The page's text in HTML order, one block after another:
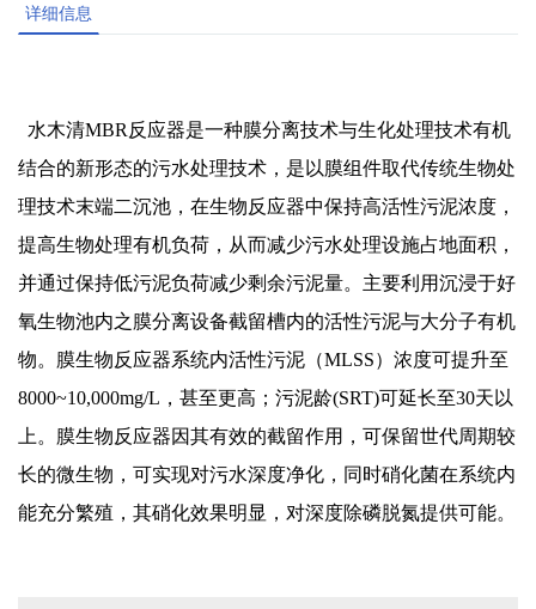
详细信息
水木清MBR反应器是一种膜分离技术与生化处理技术有机
结合的新形态的污水处理技术，是以膜组件取代传统生物处
理技术末端二沉池，在生物反应器中保持高活性污泥浓度，
提高生物处理有机负荷，从而减少污水处理设施占地面积，
并通过保持低污泥负荷减少剩余污泥量。主要利用沉浸于好
氧生物池内之膜分离设备截留槽内的活性污泥与大分子有机
物。膜生物反应器系统内活性污泥（MLSS）浓度可提升至
8000~10,000mg/L，甚至更高；污泥龄(SRT)可延长至30天以
上。膜生物反应器因其有效的截留作用，可保留世代周期较
长的微生物，可实现对污水深度净化，同时硝化菌在系统内
能充分繁殖，其硝化效果明显，对深度除磷脱氮提供可能。